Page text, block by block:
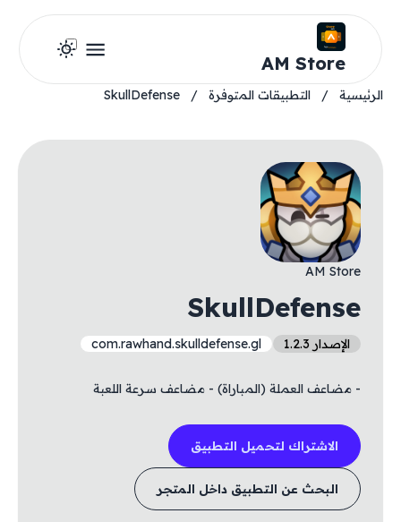
AM Store
الرئيسية / التطبيقات المتوفرة /
SkullDefense
AM Store
SkullDefense
الإصدار 1.2.3 com.rawhand.skulldefense.gl
- مضاعف العملة (المباراة) - مضاعف سرعة اللعبة
الاشتراك لتحميل التطبيق
البحث عن التطبيق داخل المتجر